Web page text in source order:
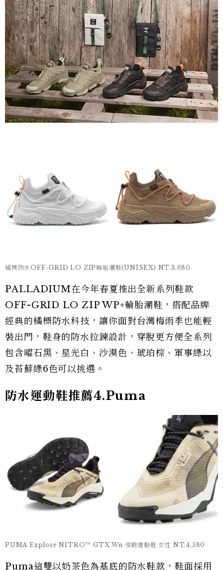
橘標防水OFF-GRID LO ZIP輪胎潮鞋(UNISEX) NT.3,680
PALLADIUM在今年春夏推出全新系列鞋款
OFF-GRID LO ZIP WP+輪胎潮鞋，搭配品牌
經典的橘標防水科技，讓你面對台灣梅雨季也能輕
裝出門，鞋身的防水拉鍊設計，穿脫更方便全系列
包含曜石黑、星光白、沙漠色、琥珀棕、軍事綠以
及苔蘚綠6色可以挑選。
防水運動鞋推薦4.Puma
PUMA Explore NITRO™ GTX Wn 慢跑運動鞋 女性 NT.4,580
Puma這雙以奶茶色為基底的防水鞋款，鞋面採用